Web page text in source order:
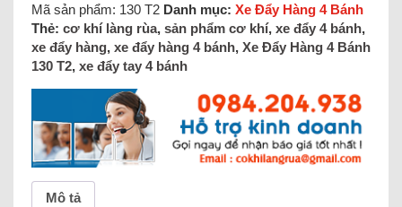
Mã sản phẩm: 130 T2 Danh mục: Xe Đẩy Hàng 4 Bánh
Thẻ: cơ khí làng rùa, sản phẩm cơ khí, xe đẩy 4 bánh,
xe đẩy hàng, xe đẩy hàng 4 bánh, Xe Đẩy Hàng 4 Bánh
130 T2, xe đẩy tay 4 bánh
Mô tả